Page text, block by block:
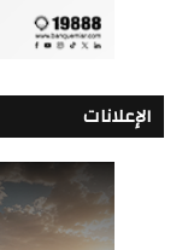
الإعلانات